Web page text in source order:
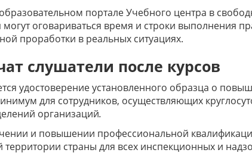
портале Учебного центра в
оговариваться время и строки выполнения
проработки в реальных ситуациях.
слушатели после курсов
удостоверение установленного образца о
для сотрудников, осуществляющих
организаций.
и повышении профессиональной
страны для всех инспекционных и